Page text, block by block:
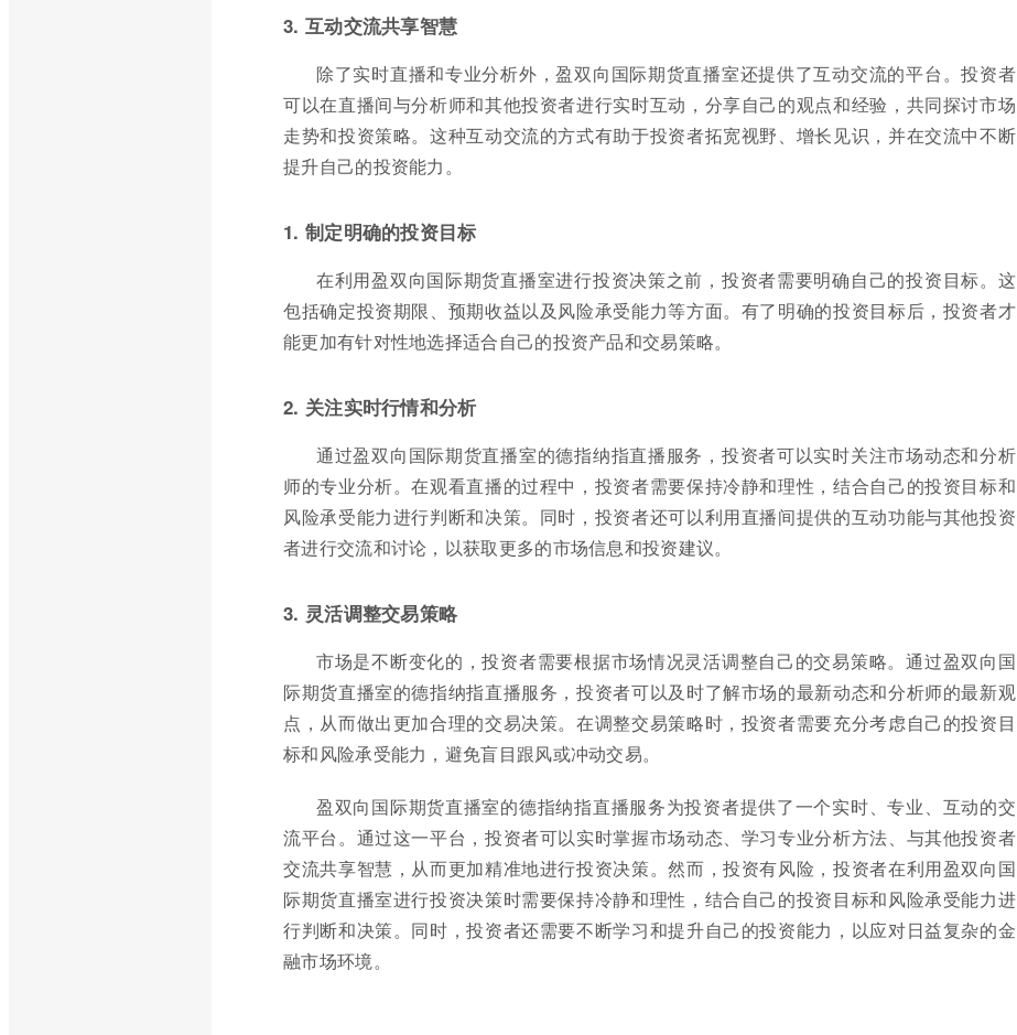
3. 互动交流共享智慧
除了实时直播和专业分析外，盈双向国际期货直播室还提供了互动交流的平台。投资者
可以在直播间与分析师和其他投资者进行实时互动，分享自己的观点和经验，共同探讨市场
走势和投资策略。这种互动交流的方式有助于投资者拓宽视野、增长见识，并在交流中不断
提升自己的投资能力。
1. 制定明确的投资目标
在利用盈双向国际期货直播室进行投资决策之前，投资者需要明确自己的投资目标。这
包括确定投资期限、预期收益以及风险承受能力等方面。有了明确的投资目标后，投资者才
能更加有针对性地选择适合自己的投资产品和交易策略。
2. 关注实时行情和分析
通过盈双向国际期货直播室的德指纳指直播服务，投资者可以实时关注市场动态和分析
师的专业分析。在观看直播的过程中，投资者需要保持冷静和理性，结合自己的投资目标和
风险承受能力进行判断和决策。同时，投资者还可以利用直播间提供的互动功能与其他投资
者进行交流和讨论，以获取更多的市场信息和投资建议。
3. 灵活调整交易策略
市场是不断变化的，投资者需要根据市场情况灵活调整自己的交易策略。通过盈双向国
际期货直播室的德指纳指直播服务，投资者可以及时了解市场的最新动态和分析师的最新观
点，从而做出更加合理的交易决策。在调整交易策略时，投资者需要充分考虑自己的投资目
标和风险承受能力，避免盲目跟风或冲动交易。
盈双向国际期货直播室的德指纳指直播服务为投资者提供了一个实时、专业、互动的交
流平台。通过这一平台，投资者可以实时掌握市场动态、学习专业分析方法、与其他投资者
交流共享智慧，从而更加精准地进行投资决策。然而，投资有风险，投资者在利用盈双向国
际期货直播室进行投资决策时需要保持冷静和理性，结合自己的投资目标和风险承受能力进
行判断和决策。同时，投资者还需要不断学习和提升自己的投资能力，以应对日益复杂的金
融市场环境。